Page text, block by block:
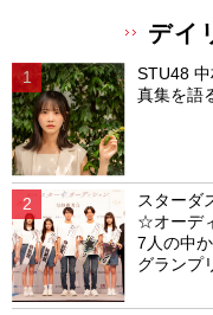
デイ
STU48
真集を語
スターダ
☆オーデ
7人の中
グランプ